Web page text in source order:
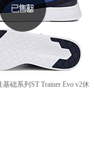
础系列ST Trainer Evo v2休